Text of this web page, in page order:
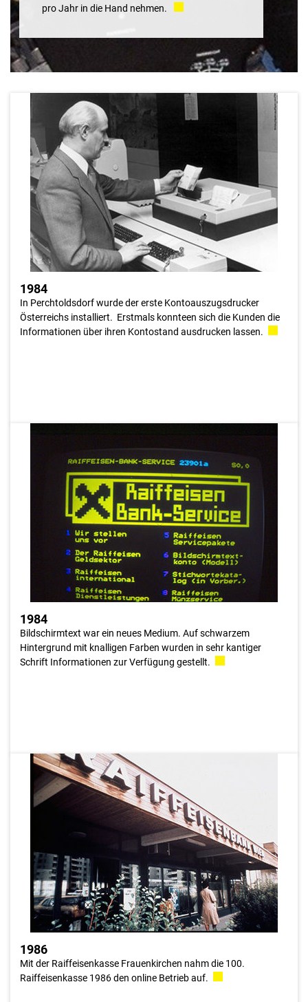
pro Jahr in die Hand nehmen.
1984
In Perchtoldsdorf wurde der erste Kontoauszugsdrucker
Österreichs installiert. Erstmals konnteen sich die Kunden die
Informationen über ihren Kontostand ausdrucken lassen.
1984
In einer derartigen Routinesituation konnte der Automat die
menschliche Arbeitskraft exzellent ersetzen und wurde auch
gerne angenommen, weil durch den automatisierten Druck
auch eine gewisse Privatsphäre gewahrt wurde. Dieser Service
am Kunden setzte sich langfristig und lückenlos durch und
wurde um weitere Möglichkeiten des Informationeabrufs
ergänzt.
1984
Bildschirmtext war ein neues Medium. Auf schwarzem
Hintergrund mit knalligen Farben wurden in sehr kantiger
Schrift Informationen zur Verfügung gestellt.
1984
Im Rahmen des Bundesprojektes Gebos wurden die
Saldoabfragen, Kontoauszugsabfragen der letzten 25
Umsätze, Überweisungen sowie das Bestellwesen für diverse
Formular bzw. Schecks über das neue Medium Bildschirmtext
den Kunden bei Home-Banking-Transaktionen realisiert.
1986
Mit der Raiffeisenkasse Frauenkirchen nahm die 100.
Raiffeisenkasse 1986 den online Betrieb auf.
Gleichzeitig bedeutete diese Umstellung den Beginn des online
Zeitalters für das Burgenland, denn zeitgleich stellten auch
Podersdorf um. Diese markanten Ereignisse fallen in einen
Zeitraum, in dem die erste onlineVerbindung ihr 10jähriges
Bestandsjubiläum begeht. Im Mai 1975, also nach
Fertigstellung des Raiffeisenhauses, nahm die Raiffeisenbank
Wien Hollandstraße als erste Raiffeisenbank den online Betrieb
auf.